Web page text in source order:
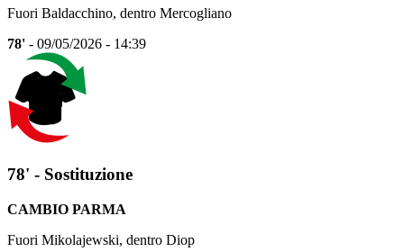
Fuori Baldacchino, dentro Mercogliano
78' - 09/05/2026 - 14:39
78' - Sostituzione
CAMBIO PARMA
Fuori Mikolajewski, dentro Diop